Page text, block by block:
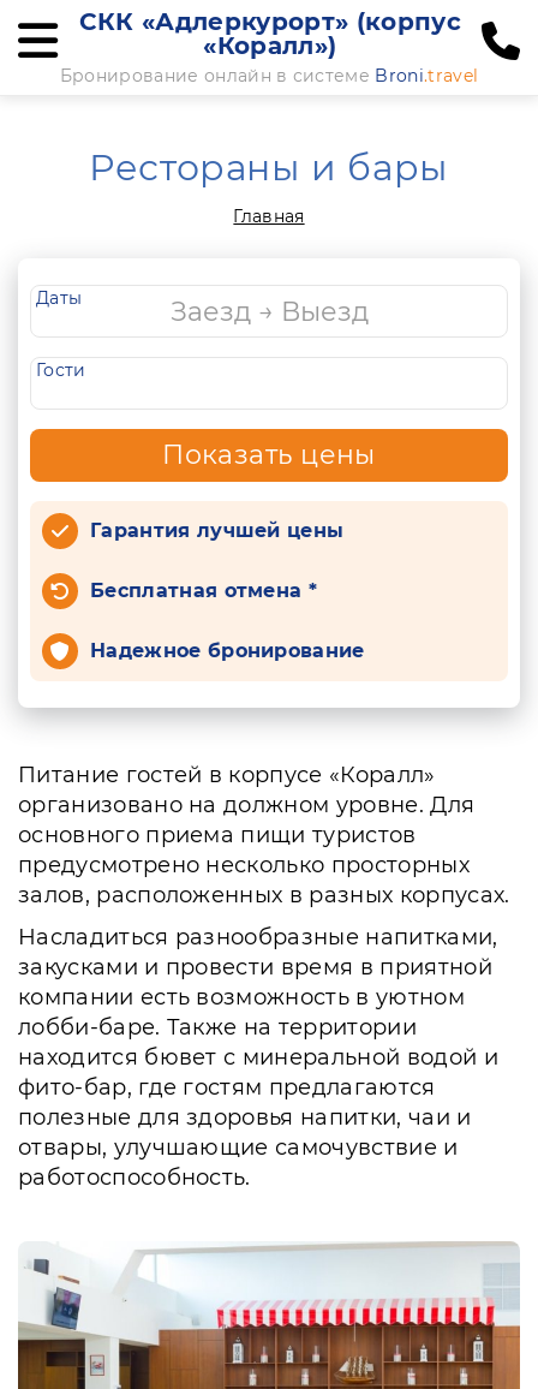
СКК «Адлеркурорт» (корпус
«Коралл»)
Бронирование онлайн в системе Broni.travel
Рестораны и бары
Главная
Даты
Гости
Показать цены
Гарантия лучшей цены
Бесплатная отмена *
Надежное бронирование
Питание гостей в корпусе «Коралл»
организовано на должном уровне. Для
основного приема пищи туристов
предусмотрено несколько просторных
залов, расположенных в разных корпусах.
Насладиться разнообразные напитками,
закусками и провести время в приятной
компании есть возможность в уютном
лобби-баре. Также на территории
находится бювет с минеральной водой и
фито-бар, где гостям предлагаются
полезные для здоровья напитки, чаи и
отвары, улучшающие самочувствие и
работоспособность.